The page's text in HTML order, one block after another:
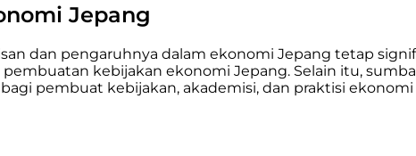
Jepang
dan pengaruhnya dalam ekonomi Jepang tetap
kebijakan ekonomi Jepang. Selain itu,
pembuat kebijakan, akademisi, dan praktisi